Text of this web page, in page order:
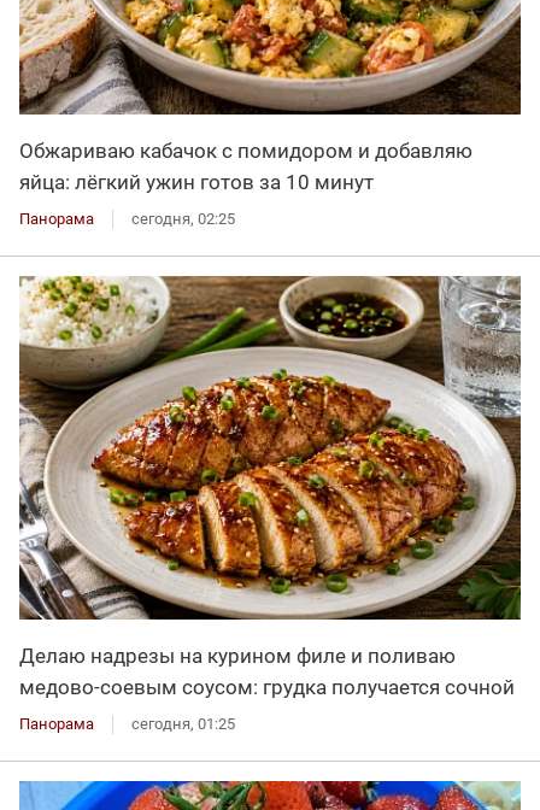
Обжариваю кабачок с помидором и добавляю
яйца: лёгкий ужин готов за 10 минут
Панорама сегодня, 02:25
Делаю надрезы на курином филе и поливаю
медово-соевым соусом: грудка получается сочной
Панорама сегодня, 01:25